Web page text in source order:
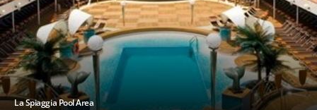
La Spiaggia Pool Area